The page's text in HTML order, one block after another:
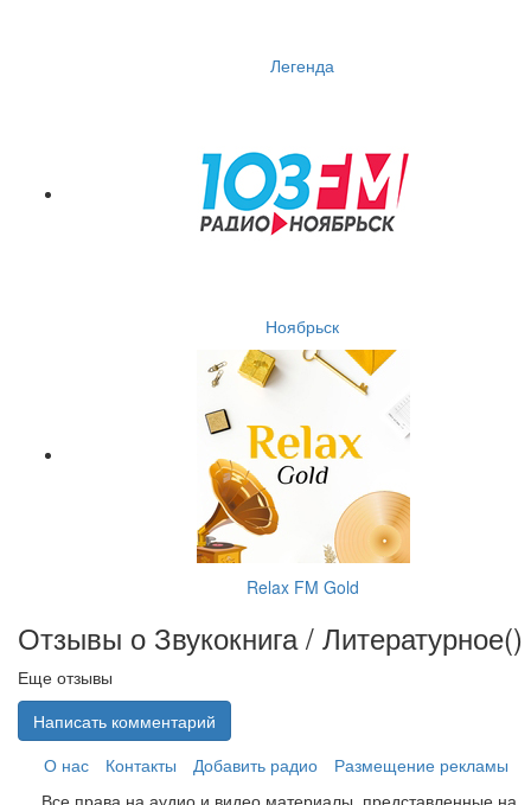
Легенда
Ноябрьск
Relax FM Gold
Отзывы о Звукокнига / Литературное()
Еще отзывы
Написать комментарий
О нас
Контакты Добавить радио
Размещение рекламы
Все права на аудио и видео материалы, представленные на